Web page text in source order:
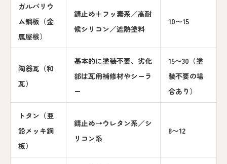
ガルバリウ
ム鋼板（金
属屋根）
錆止め＋フッ素系／高耐
候シリコン／遮熱塗料
10〜15
陶器瓦（和
瓦）
基本的に塗装不要、劣化
部は瓦用補修材やシーラ
ー
15〜30（塗
装不要の場
合あり）
トタン（亜
鉛メッキ鋼
板）
錆止め→ウレタン系／シ
リコン系
8〜12